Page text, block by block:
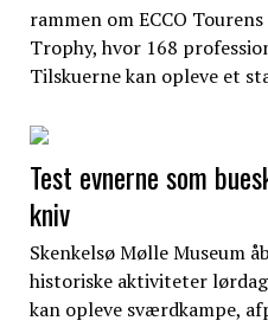
rammen om ECCO
Trophy, hvor 168
Tilskuerne kan opleve et
Test evnerne som
kniv
Skenkelsø Mølle Museum
historiske aktiviteter lørdag
kan opleve sværdkampe,